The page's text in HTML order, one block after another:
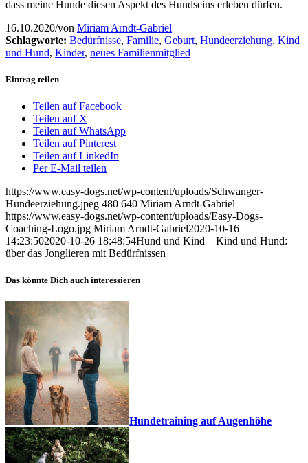
dass meine Hunde diesen Aspekt des Hundseins erleben dürfen.
16.10.2020/von Miriam Arndt-Gabriel
Schlagworte: Bedürfnisse, Familie, Geburt, Hundeerziehung, Kind
und Hund, Kinder, neues Familienmitglied
Eintrag teilen
Teilen auf Facebook
Teilen auf X
Teilen auf WhatsApp
Teilen auf Pinterest
Teilen auf LinkedIn
Per E-Mail teilen
https://www.easy-dogs.net/wp-content/uploads/Schwanger-
Hundeerziehung.jpeg 480 640 Miriam Arndt-Gabriel
https://www.easy-dogs.net/wp-content/uploads/Easy-Dogs-
Coaching-Logo.jpg Miriam Arndt-Gabriel2020-10-16
14:23:502020-10-26 18:48:54Hund und Kind – Kind und Hund:
über das Jonglieren mit Bedürfnissen
Das könnte Dich auch interessieren
Hundetraining auf Augenhöhe